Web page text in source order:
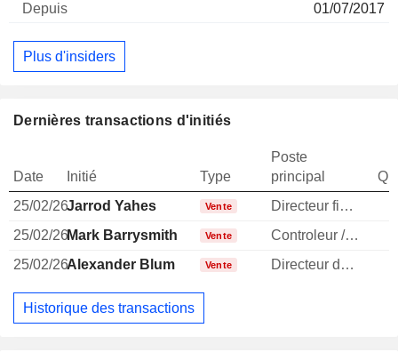
01/07/2017
Plus d'insiders
Dernières transactions d'initiés
Date Initié Type
Poste
principal
25/02/26Jarrod Yahes Vente Directeur financier
25/02/26Mark Barrysmith Vente Controleur / auditeur
25/02/26Alexander Blum Vente Directeur des operations
Historique des transactions